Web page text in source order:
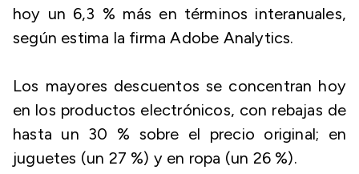
hoy un 6,3 % más en términos interanuales,
según estima la firma Adobe Analytics.
Los mayores descuentos se concentran hoy
en los productos electrónicos, con rebajas de
hasta un 30 % sobre el precio original; en
juguetes (un 27 %) y en ropa (un 26 %).